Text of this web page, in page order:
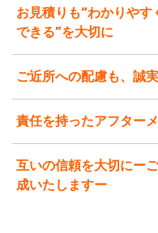
お見積りも“わかりや
できる”を大切に
ご近所への配慮も、誠
責任を持ったアフター
互いの信頼を大切にー
成いたしますー